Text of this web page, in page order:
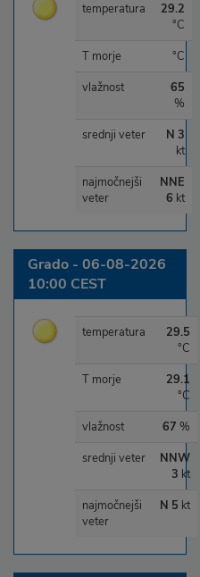
temperatura
29.2
°C
T morje
°C
vlažnost
65
%
srednji veter
N 3
kt
najmočnejši
veter
NNE
6 kt
Grado - 06-08-2026
10:00 CEST
temperatura
29.5
°C
T morje
29.1
°C
vlažnost
67 %
srednji veter
NNW
3 kt
najmočnejši
veter
N 5 kt